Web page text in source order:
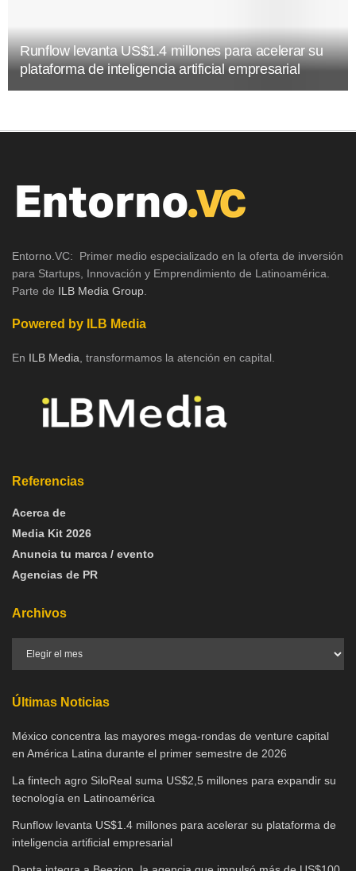
Runflow levanta US$1.4 millones para acelerar su
plataforma de inteligencia artificial empresarial
Entorno.VC: Primer medio especializado en la oferta de inversión
para Startups, Innovación y Emprendimiento de Latinoamérica.
Parte de ILB Media Group
Powered by ILB Media
En ILB Media , transformamos la atención en capital.
Referencias
Acerca de
Media Kit 2026
Anuncia tu marca / evento
Agencias de PR
Archivos
Últimas Noticias
México concentra las mayores mega-rondas de venture capital
en América Latina durante el primer semestre de 2026
La fintech agro SiloReal suma US$2,5 millones para expandir su
tecnología en Latinoamérica
Runflow levanta US$1.4 millones para acelerar su plataforma de
inteligencia artificial empresarial